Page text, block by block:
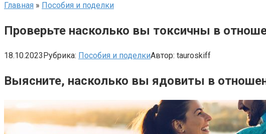
Главная » Пособия и поделки
Проверьте насколько вы токсичны в
18.10.2023Рубрика: Пособия и поделкиАвтор: tauroskiff
Выясните, насколько вы ядовиты в